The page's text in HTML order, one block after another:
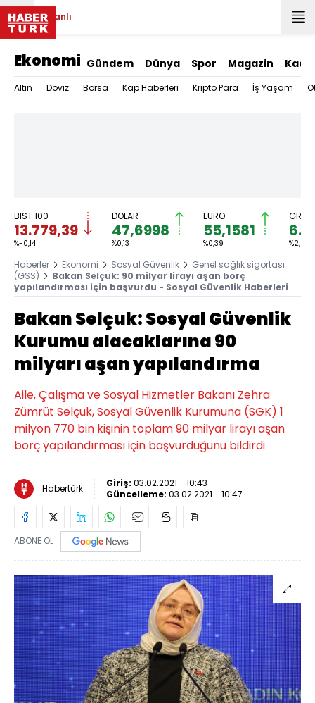
Canlı
Ekonomi Gündem Dünya Spor Magazin
Altın Döviz Borsa Kap Haberleri Kripto Para İş Yaşam
BIST 100
13.779,39
%-0,14
DOLAR
47,6998
%0,13
EURO
55,1581
%0,39 %2,59
Haberler Ekonomi Sosyal Güvenlik
Genel sağlık sigortası
(GSS)
Bakan Selçuk: 90 milyar lirayı aşan borç
yapılandırması için başvurdu - Sosyal Güvenlik Haberleri
Bakan Selçuk: Sosyal Güvenlik
Kurumu alacaklarına 90
milyarı aşan yapılandırma
Aile, Çalışma ve Sosyal Hizmetler Bakanı Zehra
Zümrüt Selçuk, Sosyal Güvenlik Kurumuna (SGK) 1
milyon 770 bin kişinin toplam 90 milyar lirayı aşan
borç yapılandırması için başvurduğunu bildirdi
Habertürk Giriş: 03.02.2021 - 10:43
Güncelleme: 03.02.2021 - 10:47
ABONE OL